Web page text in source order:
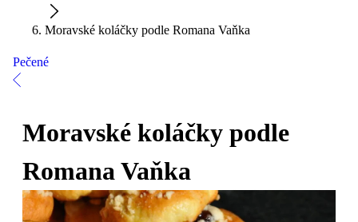
Moravské koláčky podle Romana Vaňka
Pečené
Moravské koláčky podle
Romana Vaňka